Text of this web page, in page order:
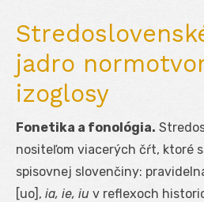
jadro
izoglosy
Fonetika a fonológia.
nositeľom viacerých čŕt, ktoré
spisovnej slovenčiny:
[uo], ia, ie, iu v reflexoch